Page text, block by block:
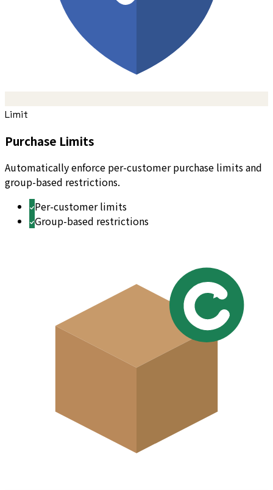
Limit
Purchase Limits
Automatically enforce per-customer purchase limits and
group-based restrictions.
Per-customer limits
Group-based restrictions